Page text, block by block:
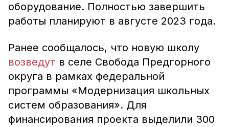
оборудование. Полностью завершить
работы планируют в августе 2023 года.
Ранее сообщалось, что новую школу
возведут в селе Свобода Предгорного
округа в рамках федеральной
программы «Модернизация школьных
систем образования». Для
финансирования проекта выделили 300